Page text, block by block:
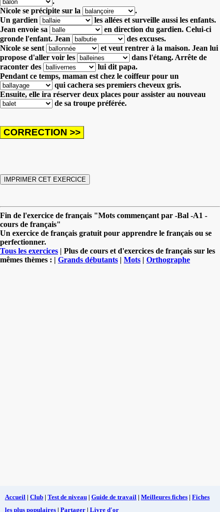
Nicole se précipite sur la
.
Un gardien
les allées et surveille aussi les enfants.
Jean envoie sa
en direction du gardien. Celui-ci
gronde l'enfant. Jean
des excuses.
Nicole se sent
et veut rentrer à la maison. Jean lui
propose d'aller voir les
dans l'étang. Arrête de
raconter des
lui dit papa.
Pendant ce temps, maman est chez le coiffeur pour un
qui cachera ses premiers cheveux gris.
Ensuite, elle ira réserver deux places pour assister au nouveau
de sa troupe préférée.
Fin de l'exercice de français "Mots commençant par -Bal -A1 -
cours de français"
Un exercice de français gratuit pour apprendre le français ou se
perfectionner.
Tous les exercices | Plus de cours et d'exercices de français sur les
mêmes thèmes : | Grands débutants | Mots | Orthographe
Accueil | Club | Test de niveau | Guide de travail | Meilleures fiches | Fiches
les plus populaires | Partager | Livre d'or